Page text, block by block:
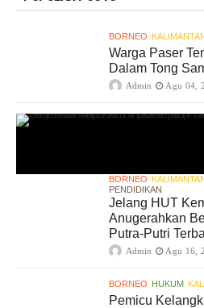
BORNEO
Warga Paser
Dalam Tong
Admin Agu 04,
BORNEO
PENDIDIKAN
Jelang HUT
Anugerahkan
Putra-Putri
Admin Agu 16,
BORNEO HUKUM
Pemicu